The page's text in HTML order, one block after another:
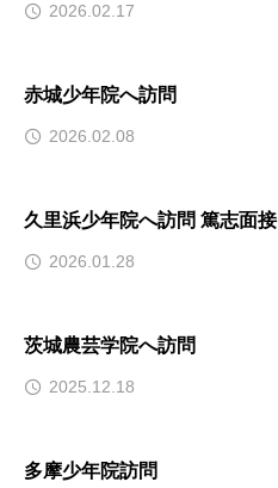
2026.02.17
赤城少年院へ訪問
2026.02.08
久里浜少年院へ訪問 篤志面接
2026.01.28
茨城農芸学院へ訪問
2025.12.18
多摩少年院訪問